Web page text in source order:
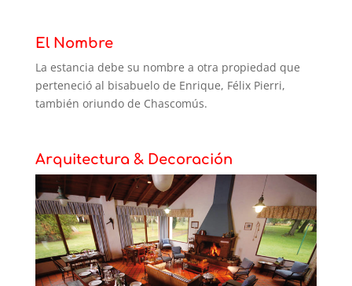
El Nombre
La estancia debe su nombre a otra propiedad que
perteneció al bisabuelo de Enrique, Félix Pierri,
también oriundo de Chascomús.
Arquitectura & Decoración